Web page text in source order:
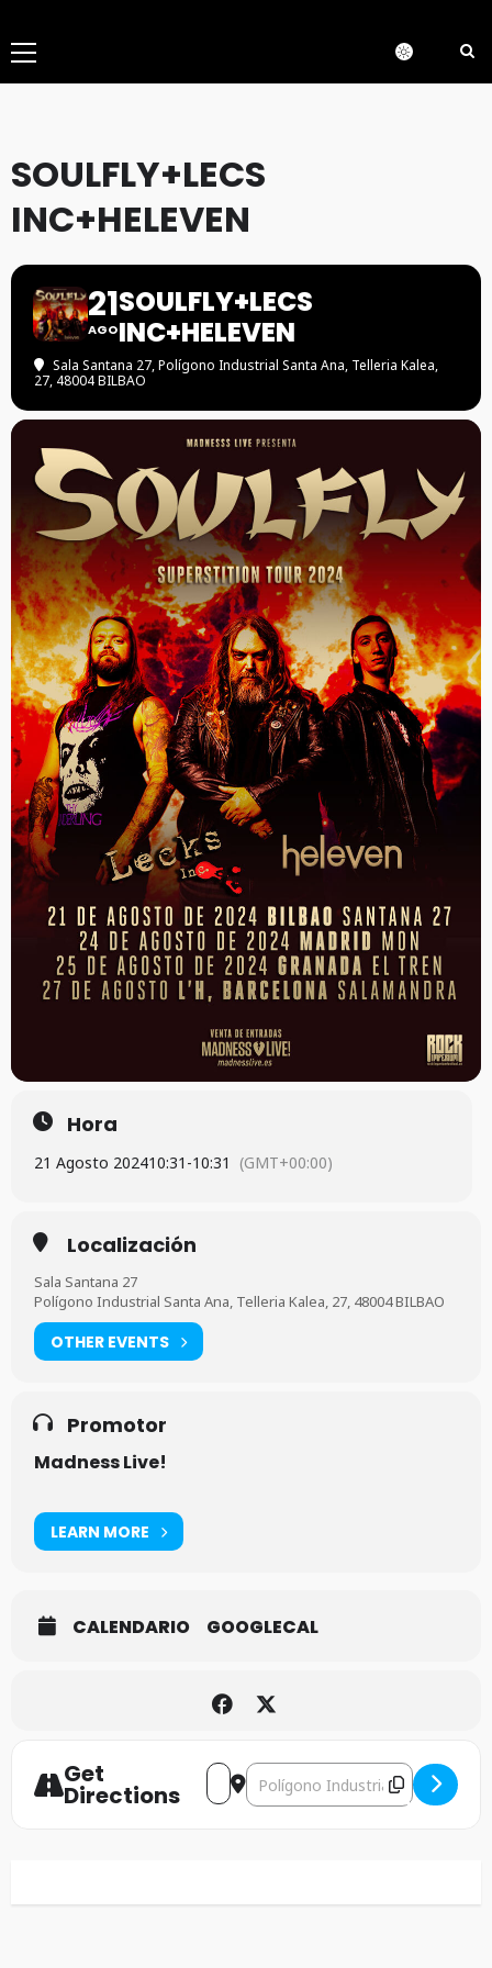
Menú
principal
SOULFLY+LECS
INC+HELEVEN
21
AGO
SOULFLY+LECS
INC+HELEVEN
Sala Santana 27, Polígono Industrial Santa Ana, Telleria Kalea,
27, 48004 BILBAO
Hora
21 Agosto 202410:31 -10:31 (GMT+00:00)
Localización
Sala Santana 27
Polígono Industrial Santa Ana, Telleria Kalea, 27, 48004 BILBAO
OTHER EVENTS
Promotor
Madness Live!
LEARN MORE
CALENDARIO GOOGLECAL
Get
Directions
Address - Soulfly+Lecs Inc+Heleven
Destination Address -